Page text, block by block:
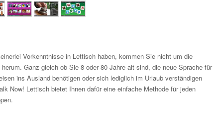
Vorkenntnisse in Lettisch haben, kommen Sie nicht um die
herum. Ganz gleich ob Sie 8 oder 80 Jahre alt sind, die neue Sprache für
ins Ausland benötigen oder sich lediglich im Urlaub verständigen
Now! Lettisch bietet Ihnen dafür eine einfache Methode für jeden